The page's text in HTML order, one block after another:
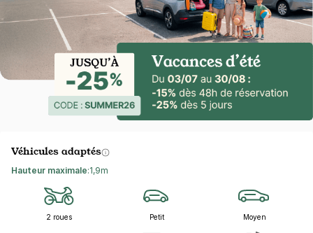
Véhicules adaptés
Hauteur maximale:1,9m
2 roues Petit Moyen